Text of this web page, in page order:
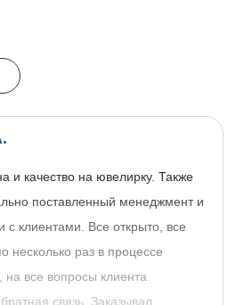
и качество на ювелирку. Также
поставленный менеджмент и
с клиентами. Все открыто, все
несколько раз в процессе
на все вопросы клиента
связь. Заказывал